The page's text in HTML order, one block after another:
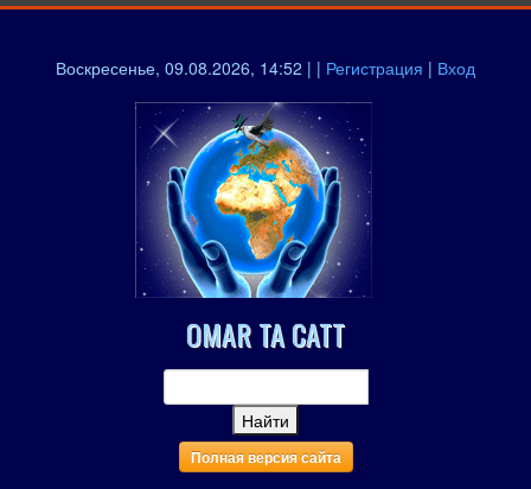
Воскресенье, 09.08.2026, 14:52 | | Регистрация | Вход
OMAR TA CATT
Полная версия сайта